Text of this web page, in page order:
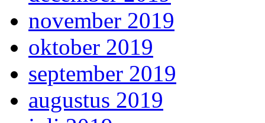
november 2019
oktober 2019
september 2019
augustus 2019